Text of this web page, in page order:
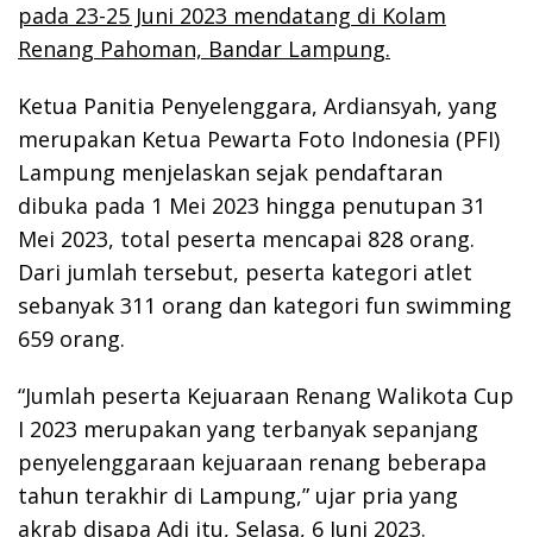
pada 23-25 Juni 2023 mendatang di Kolam
Renang Pahoman, Bandar Lampung.
Ketua Panitia Penyelenggara, Ardiansyah, yang
merupakan Ketua Pewarta Foto Indonesia (PFI)
Lampung menjelaskan sejak pendaftaran
dibuka pada 1 Mei 2023 hingga penutupan 31
Mei 2023, total peserta mencapai 828 orang.
Dari jumlah tersebut, peserta kategori atlet
sebanyak 311 orang dan kategori fun swimming
659 orang.
“Jumlah peserta Kejuaraan Renang Walikota Cup
I 2023 merupakan yang terbanyak sepanjang
penyelenggaraan kejuaraan renang beberapa
tahun terakhir di Lampung,” ujar pria yang
akrab disapa Adi itu, Selasa, 6 Juni 2023.